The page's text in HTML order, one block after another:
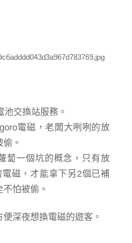
池交換站服務。
電磁， 老闆大咧咧的放
。
蔔一個坑的概念，只有放
磁，才能拿下另2個已補
怕被偷。
深夜想換電磁的遊客。